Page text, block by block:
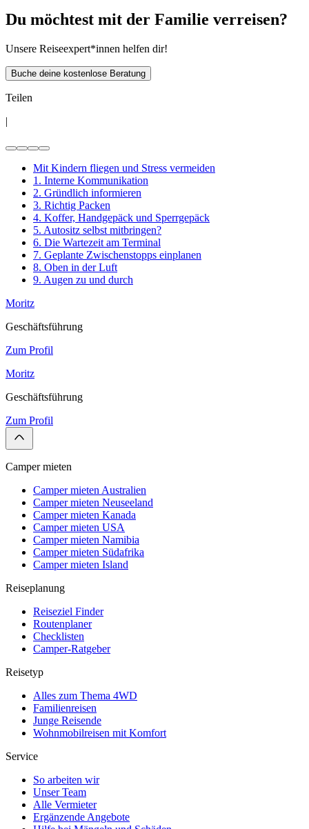
Du möchtest mit der Familie verreisen?
Unsere Reiseexpert*innen helfen dir!
Buche deine kostenlose Beratung
Teilen
|
Mit Kindern fliegen und Stress vermeiden
1. Interne Kommunikation
2. Gründlich informieren
3. Richtig Packen
4. Koffer, Handgepäck und Sperrgepäck
5. Autositz selbst mitbringen?
6. Die Wartezeit am Terminal
7. Geplante Zwischenstopps einplanen
8. Oben in der Luft
9. Augen zu und durch
Moritz
Geschäftsführung
Zum Profil
Moritz
Geschäftsführung
Zum Profil
Camper mieten
Camper mieten Australien
Camper mieten Neuseeland
Camper mieten Kanada
Camper mieten USA
Camper mieten Namibia
Camper mieten Südafrika
Camper mieten Island
Reiseplanung
Reiseziel Finder
Routenplaner
Checklisten
Camper-Ratgeber
Reisetyp
Alles zum Thema 4WD
Familienreisen
Junge Reisende
Wohnmobilreisen mit Komfort
Service
So arbeiten wir
Unser Team
Alle Vermieter
Ergänzende Angebote